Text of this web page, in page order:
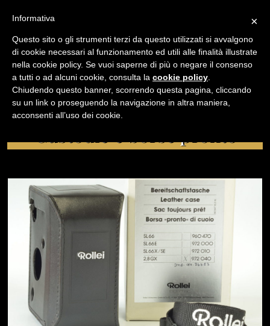
/ USATO CUSTODIE E BORSE PRONTO
NAVIGAZIONE
×
Informativa
Questo sito o gli strumenti terzi da questo utilizzati si avvalgono
di cookie necessari al funzionamento ed utili alle finalità illustrate
nella cookie policy. Se vuoi saperne di più o negare il consenso
a tutti o ad alcuni cookie, consulta la cookie policy
Chiudendo questo banner, scorrendo questa pagina, cliccando
su un link o proseguendo la navigazione in altra maniera,
acconsenti all’uso dei cookie.